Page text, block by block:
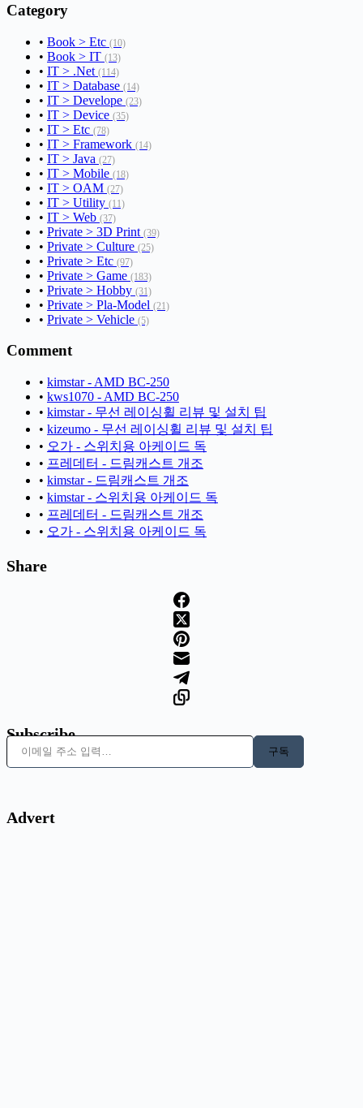
Category
• Book > Etc (10)
• Book > IT (13)
• IT > .Net (114)
• IT > Database (14)
• IT > Develope (23)
• IT > Device (35)
• IT > Etc (78)
• IT > Framework (14)
• IT > Java (27)
• IT > Mobile (18)
• IT > OAM (27)
• IT > Utility (11)
• IT > Web (37)
• Private > 3D Print (39)
• Private > Culture (25)
• Private > Etc (97)
• Private > Game (183)
• Private > Hobby (31)
• Private > Pla-Model (21)
• Private > Vehicle (5)
Comment
• kimstar - AMD BC-250
• kws1070 - AMD BC-250
• kimstar - 무선 레이싱휠 리뷰 및 설치 팁
• kizeumo - 무선 레이싱휠 리뷰 및 설치 팁
• 오가 - 스위치용 아케이드 독
• 프레데터 - 드림캐스트 개조
• kimstar - 드림캐스트 개조
• kimstar - 스위치용 아케이드 독
• 프레데터 - 드림캐스트 개조
• 오가 - 스위치용 아케이드 독
Share
Subscribe
이메일 주소 입력…
구독
Advert